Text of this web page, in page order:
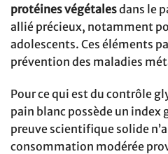
protéines végétalesdans le
allié précieux, notamment
adolescents. Ces éléments
prévention des maladies
Pour ce qui est du contrôle
pain blanc possède un index
preuve scientifique solide
consommation modérée